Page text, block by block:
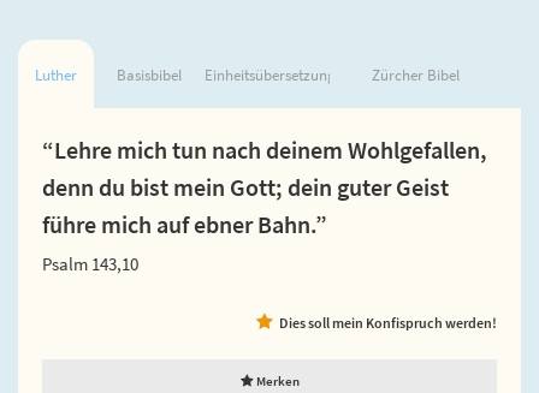
Luther Basisbibel Einheitsübersetzung Zürcher Bibel
“Lehre mich tun nach deinem Wohlgefallen,
denn du bist mein Gott; dein guter Geist
führe mich auf ebner Bahn.”
Psalm 143,10
Dies soll mein Konfispruch werden!
Merken